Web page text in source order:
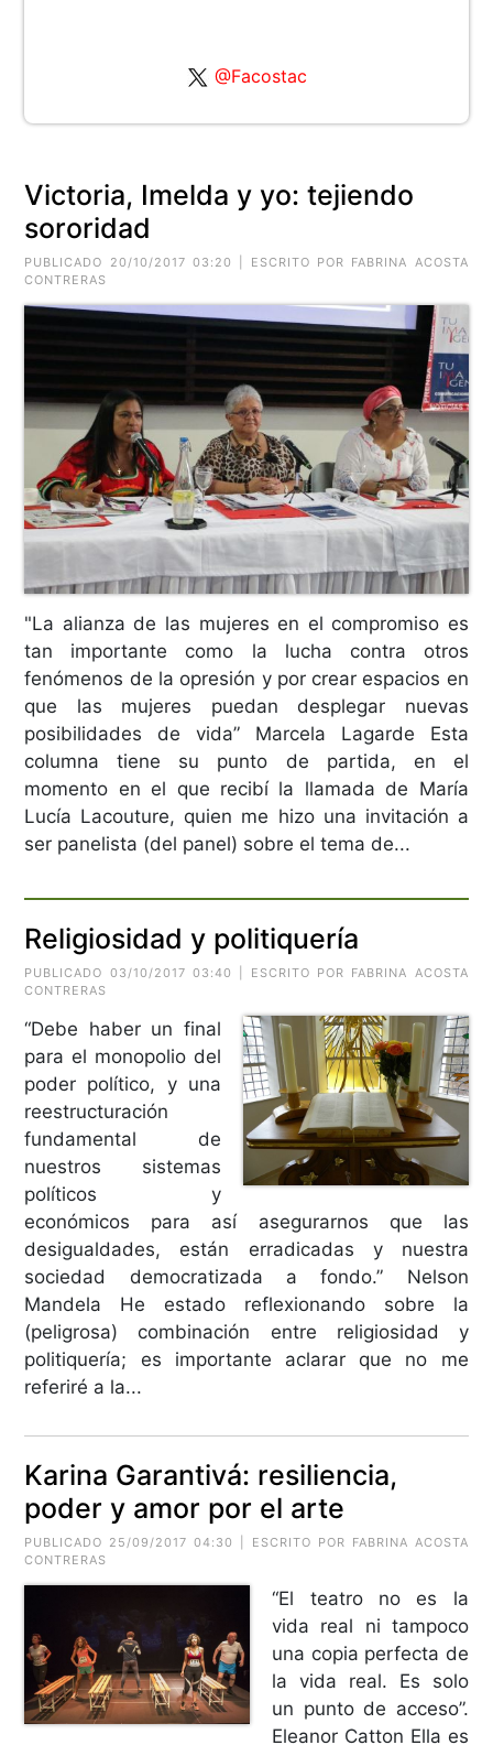
@Facostac
Victoria, Imelda y yo: tejiendo
sororidad
PUBLICADO 20/10/2017 03:20 | ESCRITO POR FABRINA ACOSTA
CONTRERAS
"La alianza de las mujeres en el compromiso es
tan importante como la lucha contra otros
fenómenos de la opresión y por crear espacios en
que las mujeres puedan desplegar nuevas
posibilidades de vida” Marcela Lagarde Esta
columna tiene su punto de partida, en el
momento en el que recibí la llamada de María
Lucía Lacouture, quien me hizo una invitación a
ser panelista (del panel) sobre el tema de...
Religiosidad y politiquería
PUBLICADO 03/10/2017 03:40 | ESCRITO POR FABRINA ACOSTA
CONTRERAS
“Debe haber un final
para el monopolio del
poder político, y una
reestructuración
fundamental de
nuestros sistemas
políticos y
económicos para así asegurarnos que las
desigualdades, están erradicadas y nuestra
sociedad democratizada a fondo.” Nelson
Mandela He estado reflexionando sobre la
(peligrosa) combinación entre religiosidad y
politiquería; es importante aclarar que no me
referiré a la...
Karina Garantivá: resiliencia,
poder y amor por el arte
PUBLICADO 25/09/2017 04:30 | ESCRITO POR FABRINA ACOSTA
CONTRERAS
“El teatro no es la
vida real ni tampoco
una copia perfecta de
la vida real. Es solo
un punto de acceso”.
Eleanor Catton Ella es